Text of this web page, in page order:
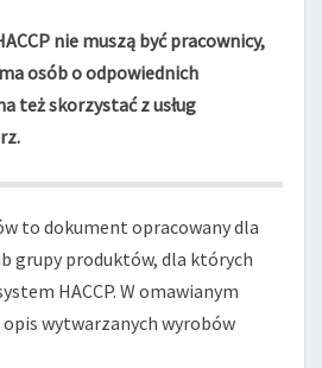
nie muszą być pracownicy,
osób o odpowiednich
też skorzystać z usług
to dokument opracowany dla
grupy produktów, dla których
HACCP. W omawianym
wytwarzanych wyrobów